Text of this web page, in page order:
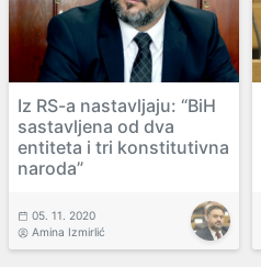
Iz RS-a nastavljaju: “BiH
sastavljena od dva
entiteta i tri konstitutivna
naroda”
05. 11. 2020
Amina Izmirlić